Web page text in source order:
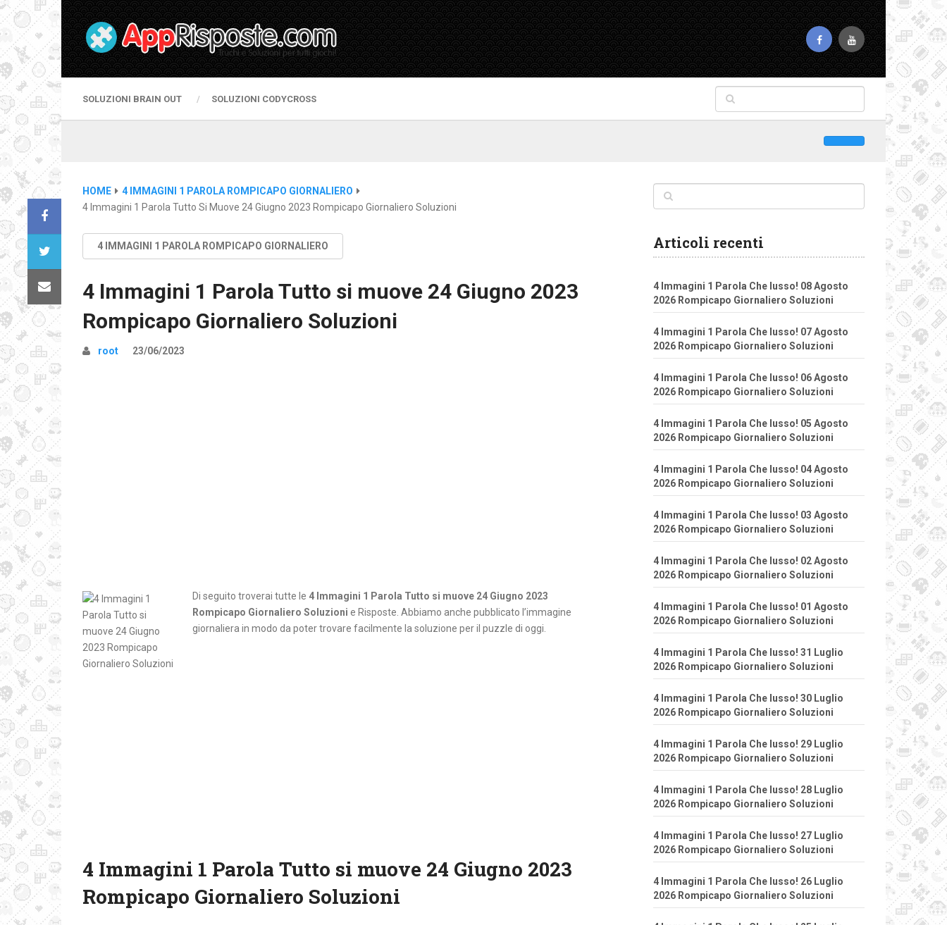
SOLUZIONI BRAIN OUT SOLUZIONI CODYCROSS
HOME
4 IMMAGINI 1 PAROLA ROMPICAPO GIORNALIERO
4 Immagini 1 Parola Tutto Si Muove 24 Giugno 2023 Rompicapo Giornaliero Soluzioni
4 IMMAGINI 1 PAROLA ROMPICAPO GIORNALIERO
4 Immagini 1 Parola Tutto si muove 24 Giugno 2023
Rompicapo Giornaliero Soluzioni
root 23/06/2023
Di seguito troverai tutte le 4 Immagini 1 Parola Tutto si muove 24 Giugno 2023
Rompicapo Giornaliero Soluzioni e Risposte. Abbiamo anche pubblicato l’immagine
giornaliera in modo da poter trovare facilmente la soluzione per il puzzle di oggi.
4 Immagini 1 Parola Tutto si muove 24 Giugno 2023
Rompicapo Giornaliero Soluzioni
Articoli recenti
4 Immagini 1 Parola Che lusso! 08 Agosto
2026 Rompicapo Giornaliero Soluzioni
4 Immagini 1 Parola Che lusso! 07 Agosto
2026 Rompicapo Giornaliero Soluzioni
4 Immagini 1 Parola Che lusso! 06 Agosto
2026 Rompicapo Giornaliero Soluzioni
4 Immagini 1 Parola Che lusso! 05 Agosto
2026 Rompicapo Giornaliero Soluzioni
4 Immagini 1 Parola Che lusso! 04 Agosto
2026 Rompicapo Giornaliero Soluzioni
4 Immagini 1 Parola Che lusso! 03 Agosto
2026 Rompicapo Giornaliero Soluzioni
4 Immagini 1 Parola Che lusso! 02 Agosto
2026 Rompicapo Giornaliero Soluzioni
4 Immagini 1 Parola Che lusso! 01 Agosto
2026 Rompicapo Giornaliero Soluzioni
4 Immagini 1 Parola Che lusso! 31 Luglio
2026 Rompicapo Giornaliero Soluzioni
4 Immagini 1 Parola Che lusso! 30 Luglio
2026 Rompicapo Giornaliero Soluzioni
4 Immagini 1 Parola Che lusso! 29 Luglio
2026 Rompicapo Giornaliero Soluzioni
4 Immagini 1 Parola Che lusso! 28 Luglio
2026 Rompicapo Giornaliero Soluzioni
4 Immagini 1 Parola Che lusso! 27 Luglio
2026 Rompicapo Giornaliero Soluzioni
4 Immagini 1 Parola Che lusso! 26 Luglio
2026 Rompicapo Giornaliero Soluzioni